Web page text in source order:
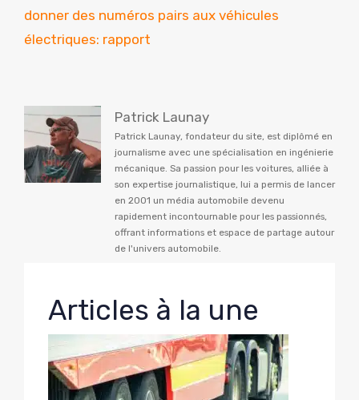
donner des numéros pairs aux véhicules
électriques: rapport
Patrick Launay
Patrick Launay, fondateur du site, est diplômé en
journalisme avec une spécialisation en ingénierie
mécanique. Sa passion pour les voitures, alliée à
son expertise journalistique, lui a permis de lancer
en 2001 un média automobile devenu
rapidement incontournable pour les passionnés,
offrant informations et espace de partage autour
de l'univers automobile.
Articles à la une